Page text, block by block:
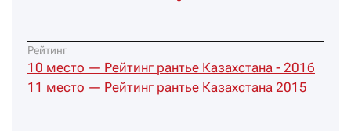
Рейтинг
10 место — Рейтинг рантье Казахстана - 2016
11 место — Рейтинг рантье Казахстана 2015